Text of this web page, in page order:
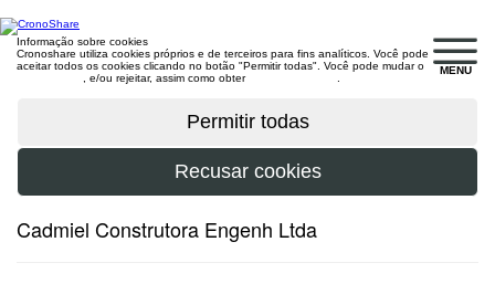
MENU
Informação sobre cookies
Cronoshare utiliza cookies próprios e de terceiros para fins analíticos. Você pode
aceitar todos os cookies clicando no botão "Permitir todas". Você pode mudar o
, e/ou rejeitar, assim como obter
Cadmiel Construtora Engenh Ltda